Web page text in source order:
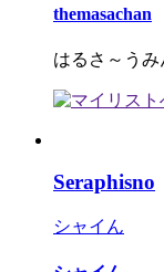
themasachan
はるさ～う
Seraphisno
シャイん